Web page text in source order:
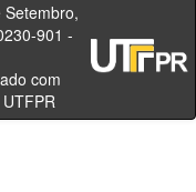
901 -
com